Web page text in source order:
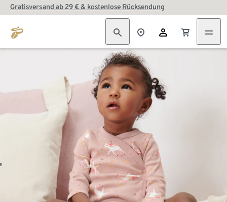
Gratisversand ab 29 € & kostenlose Rücksendung